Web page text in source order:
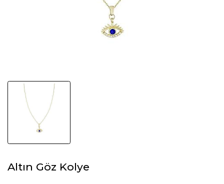
Altın Göz Kolye